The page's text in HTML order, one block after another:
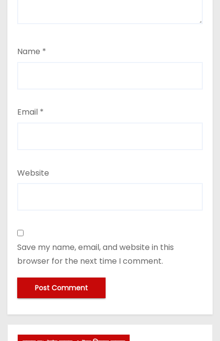
Name *
Email *
Website
Save my name, email, and website in this
browser for the next time I comment.